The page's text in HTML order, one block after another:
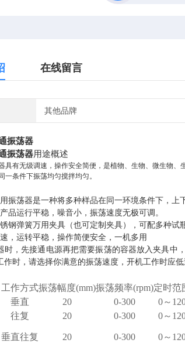
在线留言
其他品牌
振荡器
振荡器用途概述
具有无级调速，操作安全简便，是植物、生物、微生物
一条件下振荡均匀搅拌均匀。
振荡器是一种将多种样品在同一环境条件下，上
品运行平稳，噪音小，振荡速度无极可调。
钢弹簧万用夹具（也可定制夹具），可配多种试
，运转平稳，操作简便安全，一机多用
时，先接通电源再把需要振荡的容器放入夹具中
作时，请选择你满意的振荡速度，开机工作时应低
工作方式振荡幅度(mm)振荡频率(rpm)定时范
垂直 20 0-300 0～
往复 20 0-300 0～
垂直往复 20 0-300 0～